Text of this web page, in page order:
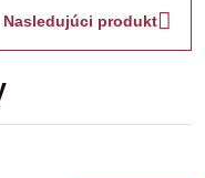
Nasledujúci produkt